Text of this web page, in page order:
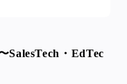
SalesTech・EdTec